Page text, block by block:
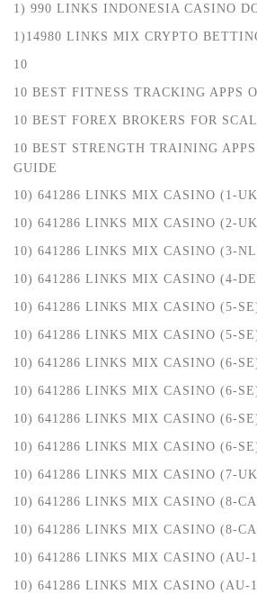
1) 990 LINKS INDONESIA CASINO
1)14980 LINKS MIX CRYPTO
10
10 BEST FITNESS TRACKING APPS
10 BEST FOREX BROKERS FOR
10 BEST STRENGTH TRAINING
GUIDE
10) 641286 LINKS MIX CASINO (1-
10) 641286 LINKS MIX CASINO (2-
10) 641286 LINKS MIX CASINO (3-
10) 641286 LINKS MIX CASINO (4-
10) 641286 LINKS MIX CASINO (5-
10) 641286 LINKS MIX CASINO (5-
10) 641286 LINKS MIX CASINO (6-
10) 641286 LINKS MIX CASINO (6-
10) 641286 LINKS MIX CASINO (6-
10) 641286 LINKS MIX CASINO (6-
10) 641286 LINKS MIX CASINO (7-
10) 641286 LINKS MIX CASINO (8-
10) 641286 LINKS MIX CASINO (8-
10) 641286 LINKS MIX CASINO (AU-
10) 641286 LINKS MIX CASINO (AU-